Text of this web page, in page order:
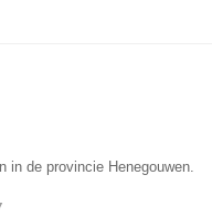
in de provincie Henegouwen.